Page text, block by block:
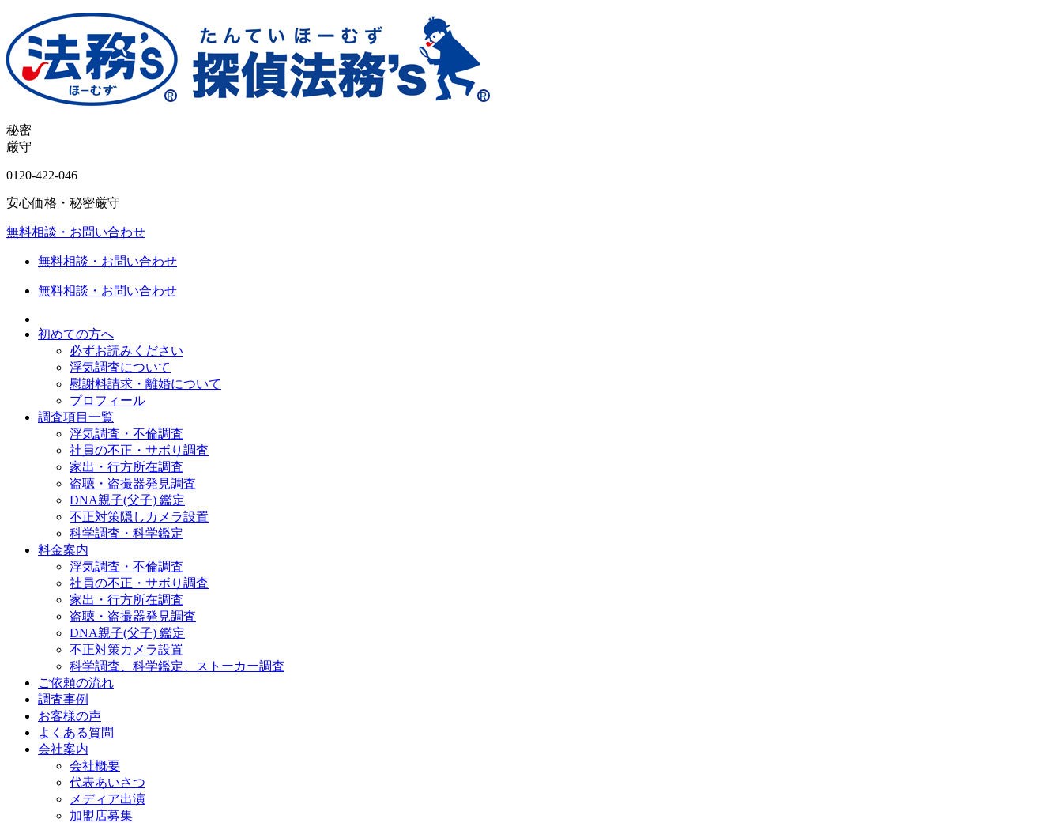
秘密
厳守
0120-422-046
安心価格・秘密厳守
無料相談・お問い合わせ
無料相談・お問い合わせ
無料相談・お問い合わせ
初めての方へ
必ずお読みください
浮気調査について
慰謝料請求・離婚について
プロフィール
調査項目一覧
浮気調査・不倫調査
社員の不正・サボり調査
家出・行方所在調査
盗聴・盗撮器発見調査
DNA親子(父子) 鑑定
不正対策隠しカメラ設置
科学調査・科学鑑定
料金案内
浮気調査・不倫調査
社員の不正・サボり調査
家出・行方所在調査
盗聴・盗撮器発見調査
DNA親子(父子) 鑑定
不正対策カメラ設置
科学調査、科学鑑定、ストーカー調査
ご依頼の流れ
調査事例
お客様の声
よくある質問
会社案内
会社概要
代表あいさつ
メディア出演
加盟店募集